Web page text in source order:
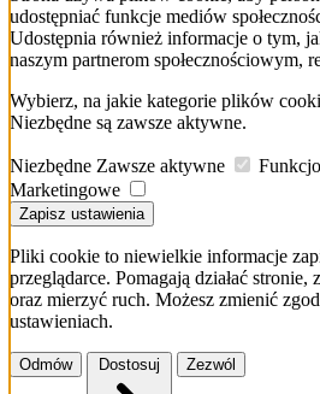
udostępniać funkcje mediów
Udostępnia również informacje o tym,
naszym partnerom społecznościowym,
Wybierz, na jakie kategorie plików
Niezbędne są zawsze aktywne.
Niezbędne Zawsze aktywne
Marketingowe
Zapisz ustawienia
Pliki cookie to niewielkie informacje
przeglądarce. Pomagają działać stronie,
oraz mierzyć ruch. Możesz zmienić
ustawieniach.
Odmów Zezwól